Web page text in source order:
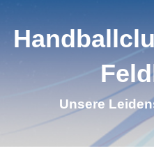
Unsere